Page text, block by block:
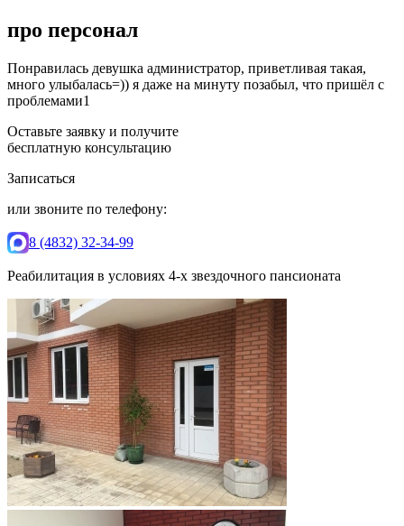
про персонал
Понравилась девушка администратор, приветливая такая,
много улыбалась=)) я даже на минуту позабыл, что пришёл с
проблемами1
Оставьте заявку и получите
бесплатную консультацию
Записаться
или звоните по телефону:
8 (4832) 32-34-99
Реабилитация в условиях 4-х звездочного пансионата